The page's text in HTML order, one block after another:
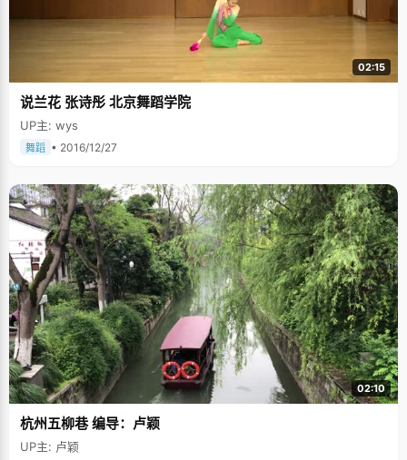
02:15
说兰花 张诗彤 北京舞蹈学院
UP主: wys
舞蹈 • 2016/12/27
02:10
杭州五柳巷 编导：卢颖
UP主: 卢颖